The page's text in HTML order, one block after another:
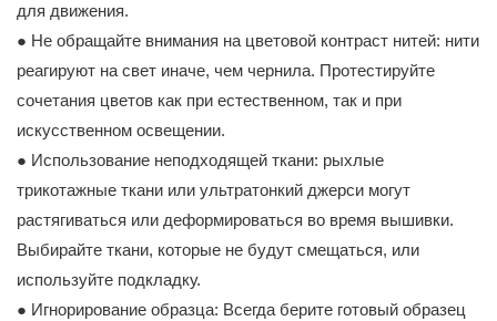
для движения.
● Не обращайте внимания на цветовой контраст нитей: нити
реагируют на свет иначе, чем чернила. Протестируйте
сочетания цветов как при естественном, так и при
искусственном освещении.
● Использование неподходящей ткани: рыхлые
трикотажные ткани или ультратонкий джерси могут
растягиваться или деформироваться во время вышивки.
Выбирайте ткани, которые не будут смещаться, или
используйте подкладку.
● Игнорирование образца: Всегда берите готовый образец